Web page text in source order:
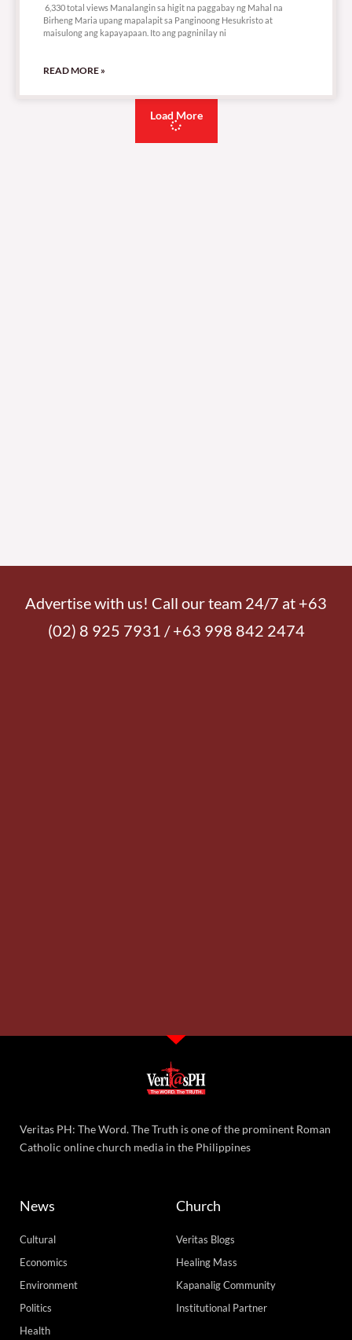
6,330 total views Manalangin sa higit na paggabay ng Mahal na
Birheng Maria upang mapalapit sa Panginoong Hesukristo at
maisulong ang kapayapaan. Ito ang pagninilay ni
READ MORE »
Load More
Advertise with us! Call our team 24/7 at +63
(02) 8 925 7931 / +63 998 842 2474
Veritas PH: The Word. The Truth is one of the prominent Roman
Catholic online church media in the Philippines
News
Cultural
Economics
Environment
Politics
Health
Church
Veritas Blogs
Healing Mass
Kapanalig Community
Institutional Partner